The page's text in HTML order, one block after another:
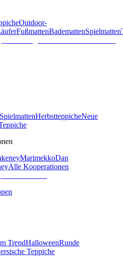
Outdoor-
FußmattenBademattenSpielmatten
SpielmattenHerbstteppicheNeue
MarimekkoDan
Alle Kooperationen
TrendHalloweenRunde
Teppiche